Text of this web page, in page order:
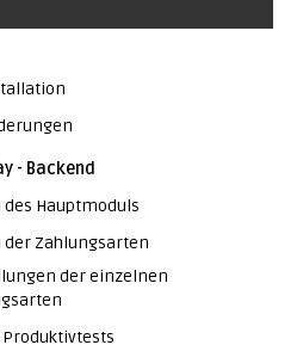
- Backend
Hauptmoduls
Zahlungsarten
der einzelnen